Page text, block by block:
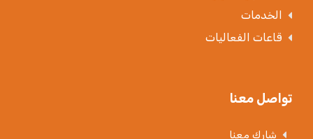
الخدمات
قاعات الفعاليات
تواصل معنا
شارك معنا